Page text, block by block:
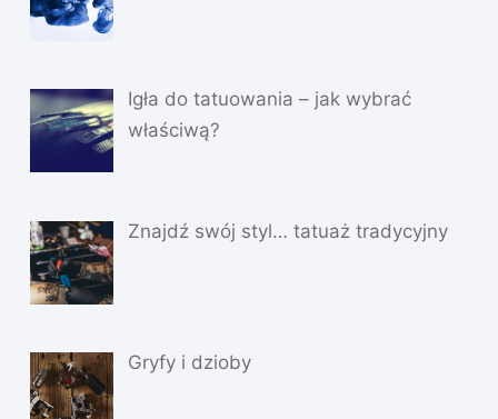
Igła do tatuowania – jak wybrać
właściwą?
Znajdź swój styl… tatuaż tradycyjny
Gryfy i dzioby